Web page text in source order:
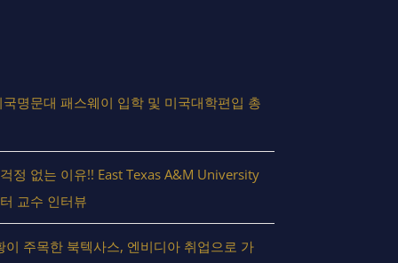
명문대 패스웨이 입학 및 미국대학편입 총
정 없는 이유!! East Texas A&M University
교수 인터뷰
이 주목한 북텍사스, 엔비디아 취업으로 가